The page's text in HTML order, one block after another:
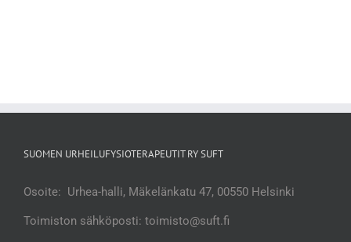
SUOMEN URHEILUFYSIOTERAPEUTIT RY SUFT
Osoite: Urhea-halli, Mäkelänkatu 47, 00550 Helsinki
Toimiston sähköposti: toimisto@suft.fi